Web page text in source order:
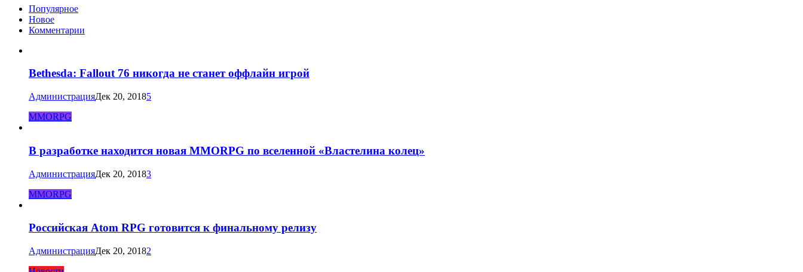
Популярное
Новое
Комментарии
Bethesda: Fallout 76 никогда не станет оффлайн игрой
АдминистрацияДек 20, 20185
MMORPG
В разработке находится новая MMORPG по вселенной «Властелина колец»
АдминистрацияДек 20, 20183
MMORPG
Российская Atom RPG готовится к финальному релизу
АдминистрацияДек 20, 20182